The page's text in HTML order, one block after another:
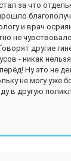
за что
и врач
не
другие
- никак
Ну это не
не могу уже
в другую